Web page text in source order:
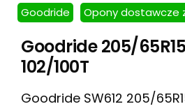
Goodride Opony dostawcze
Goodride 205/
102/100T
Goodride SW612 205/